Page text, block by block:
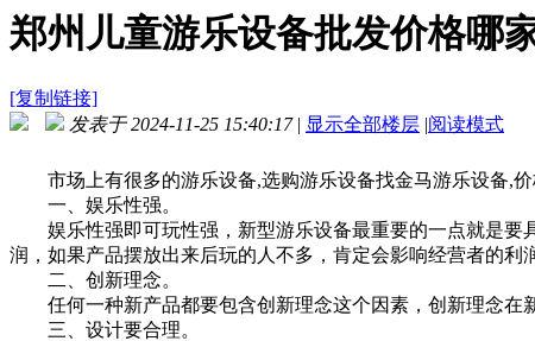
郑州儿童游乐设备批发价格哪
[复制链接]
发表于 2024-11-25 15:40:17 | 显示全部楼层 |阅读模式
市场上有很多的游乐设备,选购游乐设备找金马游乐设备,价
一、娱乐性强。
娱乐性强即可玩性强，新型游乐设备最重要的一点就是要
润，如果产品摆放出来后玩的人不多，肯定会影响经营者的利
二、创新理念。
任何一种新产品都要包含创新理念这个因素，创新理念在
三、设计要合理。